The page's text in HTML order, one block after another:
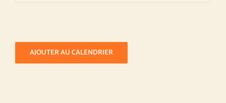
AJOUTER AU CALENDRIER